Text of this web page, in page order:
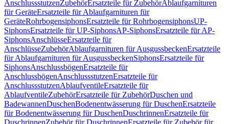
AnschlussstutzenZubehörErsatzteile für ZubehörAblaufgarnituren
für GeräteErsatzteile für Ablaufgarnituren für
GeräteRohrbogensiphonsErsatzteile für RohrbogensiphonsUP-
SiphonsErsatzteile für UP-SiphonsAP-SiphonsErsatzteile für AP-
SiphonsAnschlüsseErsatzteile für
AnschlüsseZubehörAblaufgarnituren für AusgussbeckenErsatzteile
für Ablaufgarnituren für AusgussbeckenSiphonsErsatzteile für
SiphonsAnschlussbögenErsatzteile für
AnschlussbögenAnschlussstutzenErsatzteile für
AnschlussstutzenAblaufventileErsatzteile für
AblaufventileZubehörErsatzteile für ZubehörDuschen und
BadewannenDuschenBodenentwässerung für DuschenErsatzteile
für Bodenentwässerung für DuschenDuschrinnenErsatzteile für
DuschrinnenZubehör für DuschrinnenErsatzteile für Zubehör für